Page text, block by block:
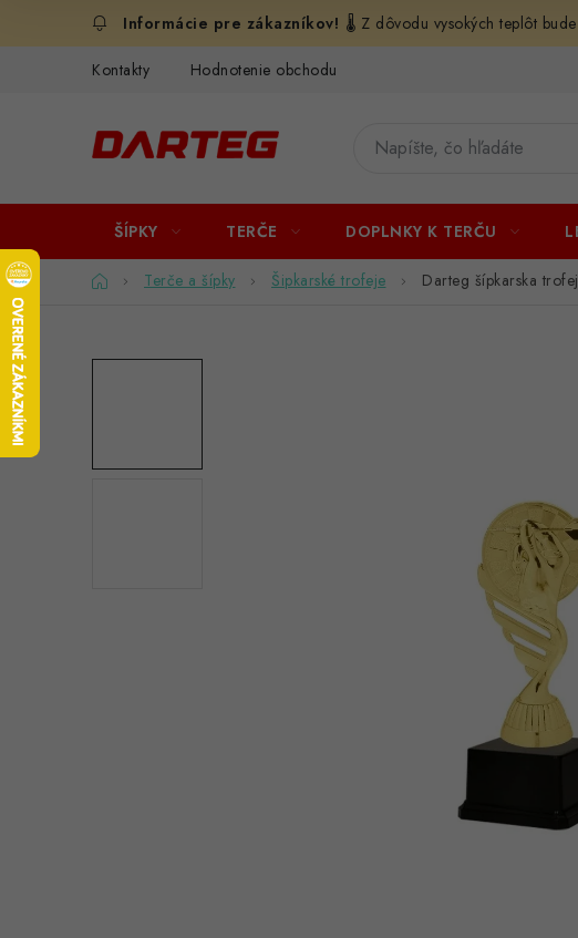
🌡️ Z dôvodu vysokých teplôt
Kontakty Hodnotenie obchodu
ŠÍPKY TERČE DOPLNKY K TERČU
DomovTerče a šípky Šipkarské trofeje Darteg šípkarska